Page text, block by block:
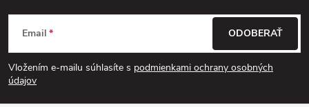
Z
á
p
Email
Vložením e-mailu súhlasíte s podmienkami ochrany osobných
údajov
ODOBERAŤ